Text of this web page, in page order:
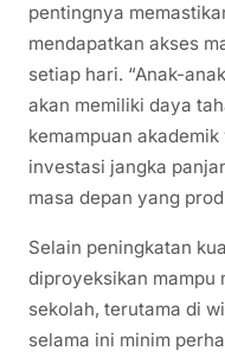
pentingnya
mendapatkan akses
setiap hari. “Anak-
akan memiliki daya
kemampuan
investasi jangka
masa depan yang
Selain peningkatan
diproyeksikan mampu
sekolah, terutama di
selama ini minim